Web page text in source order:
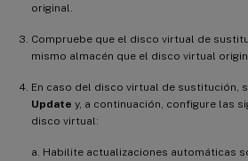
original.
Compruebe que el disco virtual de
mismo almacén que el disco virtual
En caso del disco virtual de sustitución,
Update y, a continuación, configure las
disco virtual:
a. Habilite actualizaciones automáticas